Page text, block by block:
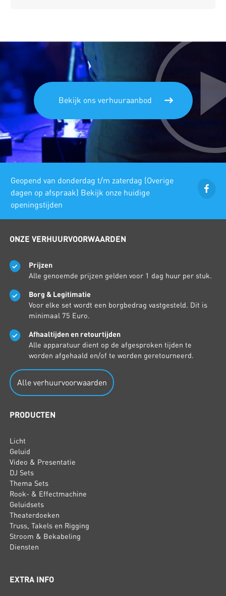
Bekijk ons verhuuraanbod
Geopend van donderdag t/m zaterdag (Overige
dagen op afspraak) Bekijk onze huidige
openingstijden
ONZE VERHUURVOORWAARDEN
Prijzen
Alle genoemde prijzen gelden voor 1 dag huur per stuk.
Borg & Legitimatie
Voor elke set wordt een borgbedrag vastgesteld. Dit is
minimaal 75 Euro.
Afhaaltijden en retourtijden
Alle apparatuur dient op de afgesproken tijden te
worden afgehaald en/of te worden geretourneerd.
Alle verhuurvoorwaarden
PRODUCTEN
Licht
Geluid
Video & Presentatie
DJ Sets
Thema Sets
Rook- & Effectmachine
Geluidsets
Theaterdoeken
Truss, Takels en Rigging
Stroom & Bekabeling
Diensten
EXTRA INFO